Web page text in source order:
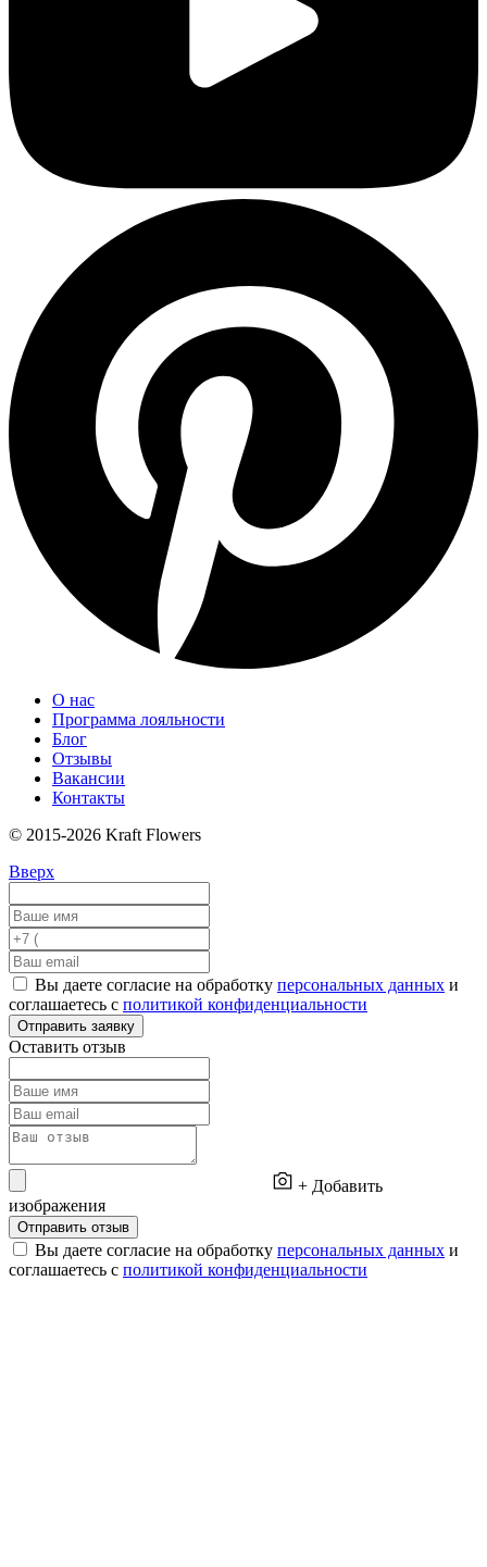
О нас
Программа лояльности
Блог
Отзывы
Вакансии
Контакты
© 2015-2026 Kraft Flowers
Вверх
Вы даете согласие на обработку персональных данных и
соглашаетесь с политикой конфиденциальности
Отправить заявку
Оставить отзыв
+ Добавить
изображения
Отправить отзыв
Вы даете согласие на обработку персональных данных и
соглашаетесь с политикой конфиденциальности